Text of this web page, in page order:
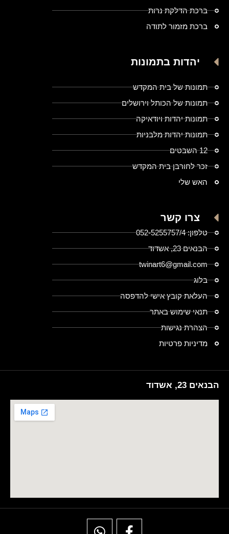
ברכת הדלקת נרות
ברכת מזמור לתודה
יהדות בתמונות
תמונות של בית המקדש
תמונות של הכותל וירושלים
תמונות יהדות ויודאיקה
תמונות יהדות מלבניות
12 השבטים
זכר לחורבן בית המקדש
האש שלי
צרו קשר
טלפון: 052-5255757/4
הבנאים 23, אשדוד
twinart6@gmail.com
בלוג
העלאת קובץ אישי להדפסה
תנאי שימוש באתר
הצהרת נגישות
מדיניות פרטיות
הבנאים 23, אשדוד